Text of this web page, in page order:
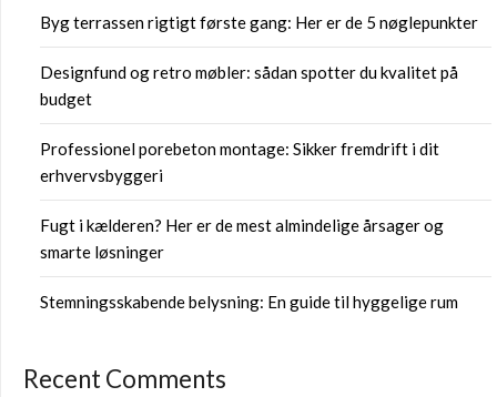
Byg terrassen rigtigt første gang: Her er de 5 nøglepunkter
Designfund og retro møbler: sådan spotter du kvalitet på
budget
Professionel porebeton montage: Sikker fremdrift i dit
erhvervsbyggeri
Fugt i kælderen? Her er de mest almindelige årsager og
smarte løsninger
Stemningsskabende belysning: En guide til hyggelige rum
Recent Comments